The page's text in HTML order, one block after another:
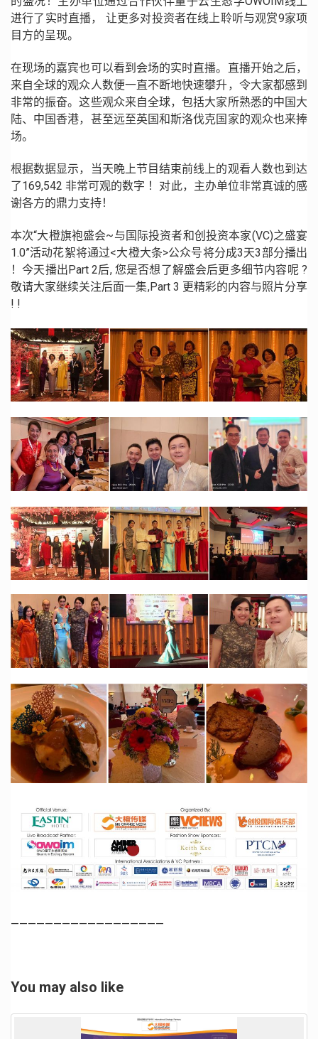
进行了实时直播， 让更多对投资者在线上聆听与观赏9家项
目方的呈现。
在现场的嘉宾也可以看到会场的实时直播。直播开始之后，
来自全球的观众人数便一直不断地快速攀升，令大家都感到
非常的振奋。这些观众来自全球，包括大家所熟悉的中国大
陆、中国香港，甚至远至英国和斯洛伐克国家的观众也来捧
场。
根据数据显示，当天晩上节目结束前线上的观看人数也到达
了169,542 非常可观的数字 ！对此，主办单位非常真诚的感
谢各方的鼎力支持！
本次“大橙旗袍盛会~与国际投资者和创投资本家(VC)之盛宴
1.0”活动花絮将通过<大橙大条>公众号将分成3天3部分播出
！今天播出Part 2后, 您是否想了解盛会后更多细节内容呢 ?
敬请大家继续关注后面一集,Part 3 更精彩的内容与照片分享
! !
——————————————————
You may also like